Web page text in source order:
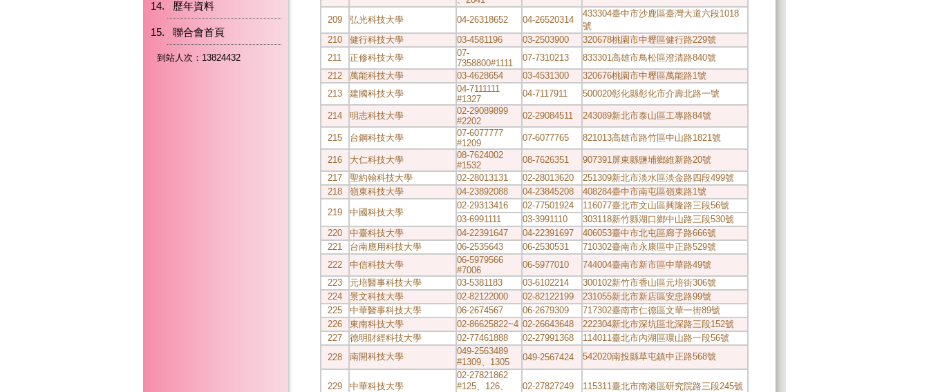
歷年資料
聯合會首頁
到站人次：13824432
209 弘光科技大學 04-26318652 04-26520314
433304臺中市沙鹿區臺灣大道六段1018
號
210
健行科技大學 03-4581196 03-2503900
320678桃園市中壢區健行路229號
211
正修科技大學
07-
7358800#1111
07-7310213
833301高雄市鳥松區澄清路840號
212
萬能科技大學 03-4628654 03-4531300
320676桃園市中壢區萬能路1號
213
建國科技大學
04-7111111
#1327
04-7117911 500020彰化縣彰化市介壽北路一號
214 明志科技大學
02-29089899
#2202
02-29084511 243089新北市泰山區工專路84號
215 台鋼科技大學
07-6077777
#1209
07-6077765 821013高雄市路竹區中山路1821號
216 大仁科技大學
08-7624002
#1532
08-7626351
907391屏東縣鹽埔鄉維新路20號
217
聖約翰科技大學 02-28013131 02-28013620
251309新北市淡水區淡金路四段499號
218
嶺東科技大學 04-23892088 04-23845208
408284臺中市南屯區嶺東路1號
219
中國科技大學
02-29313416 02-77501924
116077臺北市文山區興隆路三段56號
03-6991111
03-3991110
303118新竹縣湖口鄉中山路三段530號
220
中臺科技大學 04-22391647 04-22391697
406053臺中市北屯區廊子路666號
221
台南應用科技大學 06-2535643 06-2530531
710302臺南市永康區中正路529號
222
中信科技大學
06-5979566
#7006
06-5977010
744004臺南市新市區中華路49號
223
元培醫事科技大學 03-5381183 03-6102214
300102新竹市香山區元培街306號
224
景文科技大學 02-82122000 02-82122199
231055新北市新店區安忠路99號
225
中華醫事科技大學 06-2674567 06-2679309
717302臺南市仁德區文華一街89號
226
東南科技大學 02-86625822~4 02-26643648
222304新北市深坑區北深路三段152號
227
德明財經科技大學 02-77461888 02-27991368
114011臺北市內湖區環山路一段56號
228
南開科技大學
049-2563489
#1309、1305
049-2567424 542020南投縣草屯鎮中正路568號
229 中華科技大學
02-27821862
#125、126、
02-27827249 115311臺北市南港區研究院路三段245號